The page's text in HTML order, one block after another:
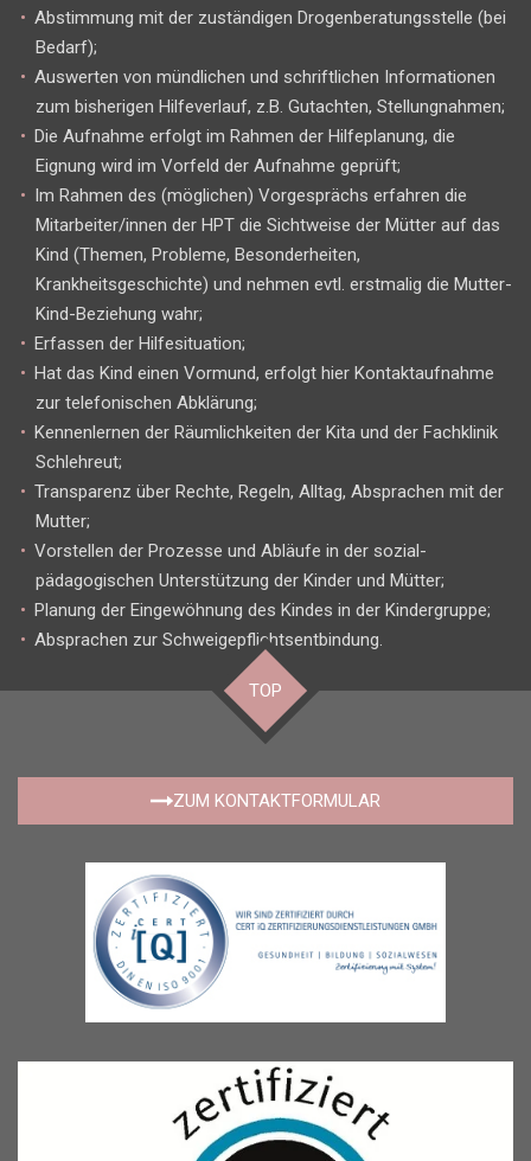
Abstimmung mit der zuständigen Drogenberatungsstelle (bei
Bedarf);
Auswerten von mündlichen und schriftlichen Informationen
zum bisherigen Hilfeverlauf, z.B. Gutachten, Stellungnahmen;
Die Aufnahme erfolgt im Rahmen der Hilfeplanung, die
Eignung wird im Vorfeld der Aufnahme geprüft;
Im Rahmen des (möglichen) Vorgesprächs erfahren die
Mitarbeiter/innen der HPT die Sichtweise der Mütter auf das
Kind (Themen, Probleme, Besonderheiten,
Krankheitsgeschichte) und nehmen evtl. erstmalig die Mutter-
Kind-Beziehung wahr;
Erfassen der Hilfesituation;
Hat das Kind einen Vormund, erfolgt hier Kontaktaufnahme
zur telefonischen Abklärung;
Kennenlernen der Räumlichkeiten der Kita und der Fachklinik
Schlehreut;
Transparenz über Rechte, Regeln, Alltag, Absprachen mit der
Mutter;
Vorstellen der Prozesse und Abläufe in der sozial-
pädagogischen Unterstützung der Kinder und Mütter;
Planung der Eingewöhnung des Kindes in der Kindergruppe;
Absprachen zur Schweigepflichtsentbindung.
TOP
ZUM KONTAKTFORMULAR